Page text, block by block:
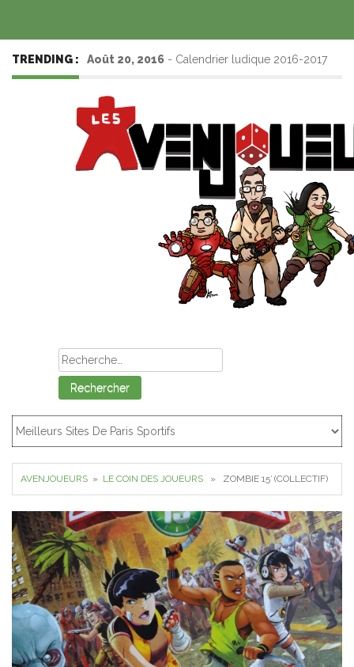
TRENDING : Août 20, 2016 - Calendrier ludique 2016-2017
(saison 3)
Juil 7, 2015- Calendrier ludique 2015-2016
Calendrier ludique 2014-2015
Rechercher :
AVENJOUEURS » LE COIN DES JOUEURS » ZOMBIE 15′ (COLLECTIF)